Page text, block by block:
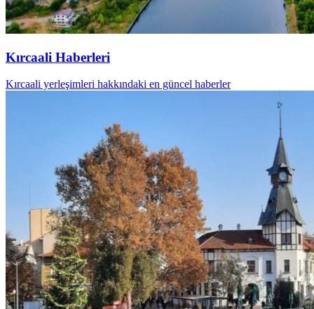
Kırcaali Haberleri
Kırcaali yerleşimleri hakkındaki en güncel haberler